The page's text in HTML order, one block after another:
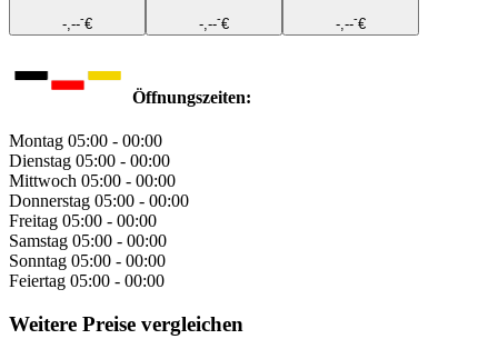
-,---€ -,---€ -,---€
Öffnungszeiten:
Montag 05:00 - 00:00
Dienstag 05:00 - 00:00
Mittwoch 05:00 - 00:00
Donnerstag 05:00 - 00:00
Freitag 05:00 - 00:00
Samstag 05:00 - 00:00
Sonntag 05:00 - 00:00
Feiertag 05:00 - 00:00
Weitere Preise vergleichen